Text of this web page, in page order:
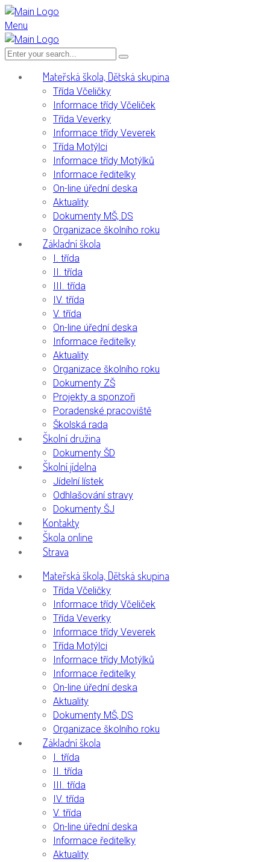
Menu
Mateřská škola, Dětská skupina
Třída Včeličky
Informace třídy Včeliček
Třída Veverky
Informace třídy Veverek
Třída Motýlci
Informace třídy Motýlků
Informace ředitelky
On-line úřední deska
Aktuality
Dokumenty MŠ, DS
Organizace školního roku
Základní škola
I. třída
II. třída
III. třída
IV. třída
V. třída
On-line úřední deska
Informace ředitelky
Aktuality
Organizace školního roku
Dokumenty ZŠ
Projekty a sponzoři
Poradenské pracoviště
Školská rada
Školní družina
Dokumenty ŠD
Školní jídelna
Jídelní lístek
Odhlašování stravy
Dokumenty ŠJ
Kontakty
Škola online
Strava
Mateřská škola, Dětská skupina
Třída Včeličky
Informace třídy Včeliček
Třída Veverky
Informace třídy Veverek
Třída Motýlci
Informace třídy Motýlků
Informace ředitelky
On-line úřední deska
Aktuality
Dokumenty MŠ, DS
Organizace školního roku
Základní škola
I. třída
II. třída
III. třída
IV. třída
V. třída
On-line úřední deska
Informace ředitelky
Aktuality